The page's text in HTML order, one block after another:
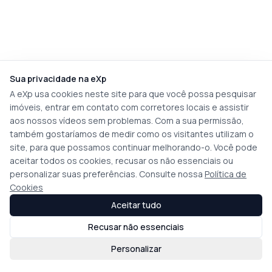
Sua privacidade na eXp
A eXp usa cookies neste site para que você possa pesquisar
imóveis, entrar em contato com corretores locais e assistir
aos nossos vídeos sem problemas. Com a sua permissão,
também gostaríamos de medir como os visitantes utilizam o
site, para que possamos continuar melhorando-o. Você pode
aceitar todos os cookies, recusar os não essenciais ou
personalizar suas preferências. Consulte nossa Política de
Cookies
Personalizar
Recusar não essenciais
Aceitar tudo